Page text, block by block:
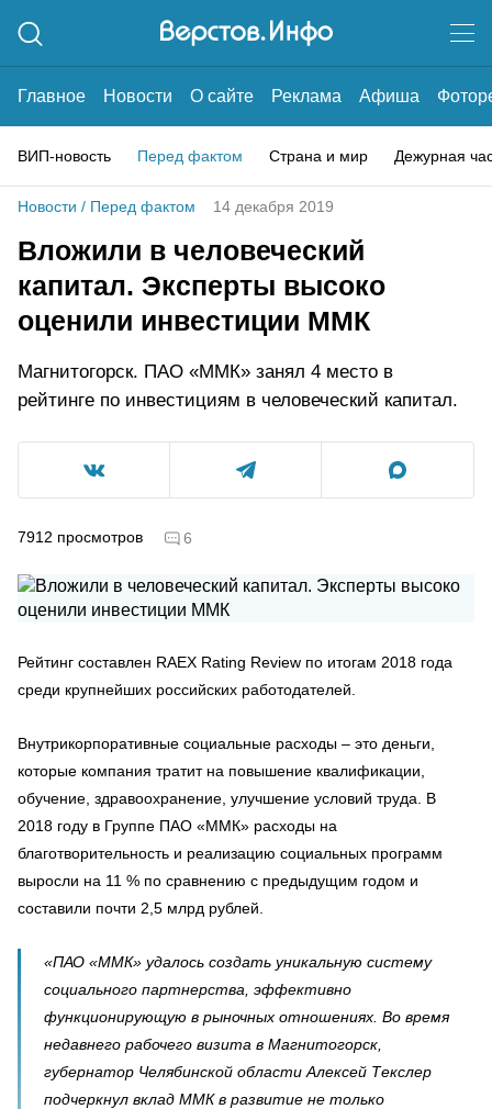
Главное Новости О сайте Реклама Афиша
ВИП-новость Перед фактом Страна и мир Дежурная
Новости / Перед фактом 14 декабря 2019
Вложили в человеческий
капитал. Эксперты высоко
оценили инвестиции ММК
Магнитогорск. ПАО «ММК» занял 4 место в
рейтинге по инвестициям в человеческий капитал.
7912 просмотров 6
Рейтинг составлен RAEX Rating Review по итогам 2018 года
среди крупнейших российских работодателей.
Внутрикорпоративные социальные расходы – это деньги,
которые компания тратит на повышение квалификации,
обучение, здравоохранение, улучшение условий труда. В
2018 году в Группе ПАО «ММК» расходы на
благотворительность и реализацию социальных программ
выросли на 11 % по сравнению с предыдущим годом и
составили почти 2,5 млрд рублей.
«ПАО «ММК» удалось создать уникальную систему
социального партнерства, эффективно
функционирующую в рыночных отношениях. Во время
недавнего рабочего визита в Магнитогорск,
губернатор Челябинской области Алексей Текслер
подчеркнул вклад ММК в развитие не только